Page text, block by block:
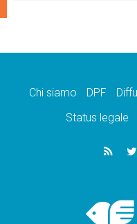
Chi siamo DPF
Status legale